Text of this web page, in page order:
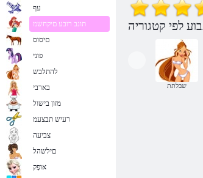
שבלתת
עף
תונב רובע םיקחשמ
םיסוס
פוני
להתלבש
בארבי
מזון בישול
רעיש תבצעמ
צביעה
םילשהל
אּופָק